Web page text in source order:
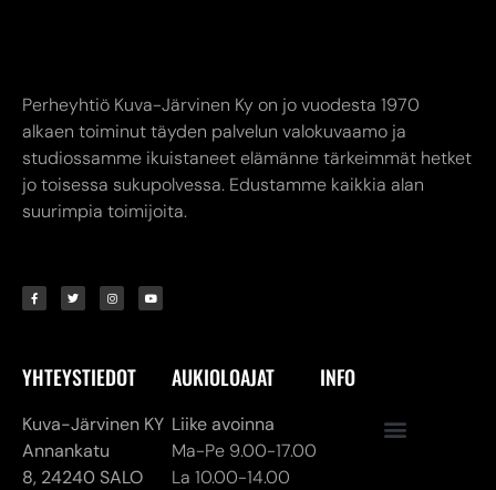
Perheyhtiö Kuva-Järvinen Ky on jo vuodesta 1970
alkaen toiminut täyden palvelun valokuvaamo ja
studiossamme ikuistaneet elämänne tärkeimmät hetket
jo toisessa sukupolvessa. Edustamme kaikkia alan
suurimpia toimijoita.
YHTEYSTIEDOT
Kuva-Järvinen KY
Annankatu
8, 24240 SALO
AUKIOLOAJAT
Liike avoinna
Ma-Pe 9.00-17.00
La 10.00-14.00
INFO